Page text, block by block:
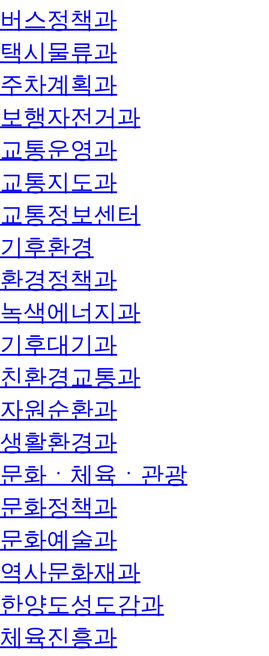
버스정책과
택시물류과
주차계획과
보행자전거과
교통운영과
교통지도과
교통정보센터
기후환경
환경정책과
녹색에너지과
기후대기과
친환경교통과
자원순환과
생활환경과
문화ㆍ체육ㆍ관광
문화정책과
문화예술과
역사문화재과
한양도성도감과
체육진흥과